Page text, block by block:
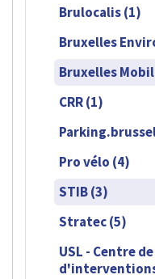
Brulocalis (1)
Bruxelles
Bruxelles
CRR (1)
Pro vélo (4)
STIB (3)
Stratec (5)
USL - Centre